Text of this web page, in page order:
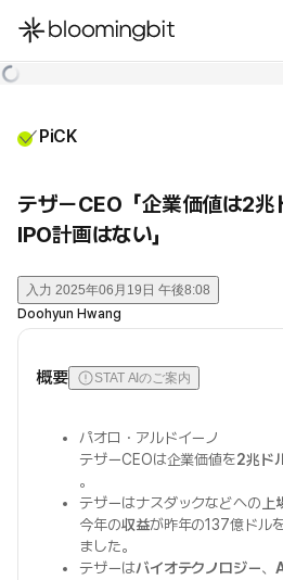
한국어
PiCK
テザーCEO「企業価値は2
IPO計画はない」
入力 2025年06月19日 午後8:08
Doohyun Hwang
概要 STAT AIのご案内
パオロ・アルドイーノ
テザーCEOは企業価値を2兆ド
。
テザーはナスダックなどへの 上
今年の収益が昨年の137億ドル
ました。
テザーはバイオテクノロジー、